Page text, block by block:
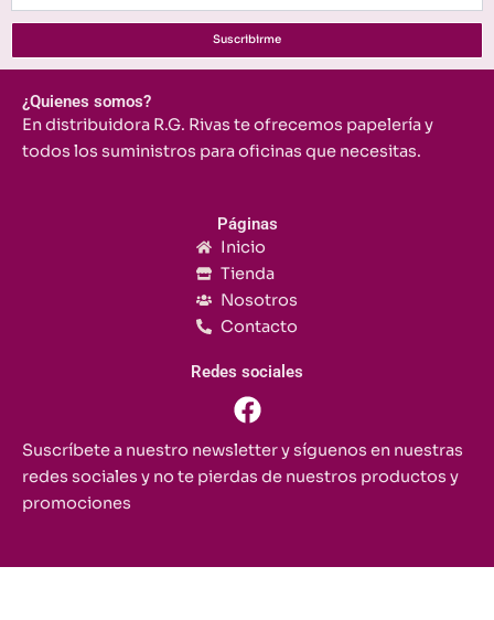
Suscribirme
¿Quienes somos?
En distribuidora R.G. Rivas te ofrecemos papelería y
todos los suministros para oficinas que necesitas.
Páginas
Inicio
Tienda
Nosotros
Contacto
Redes sociales
F
a
c
e
o
Suscríbete a nuestro newsletter y síguenos en nuestras
redes sociales y no te pierdas de nuestros productos y
promociones